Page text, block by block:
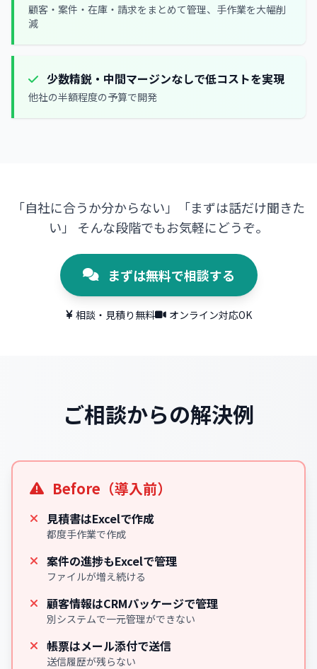
顧客・案件・在庫・請求をまとめて管理、手作業を大幅削
減
少数精鋭・中間マージンなしで低コストを実現
他社の半額程度の予算で開発
「自社に合うか分からない」「まずは話だけ聞きた
い」 そんな段階でもお気軽にどうぞ。
まずは無料で相談する
相談・見積り無料 オンライン対応OK
ご相談からの解決例
Before（導入前）
見積書はExcelで作成
都度手作業で作成
案件の進捗もExcelで管理
ファイルが増え続ける
顧客情報はCRMパッケージで管理
別システムで一元管理ができない
帳票はメール添付で送信
送信履歴が残らない